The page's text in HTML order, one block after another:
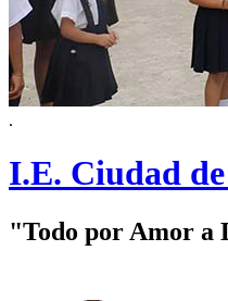
.
I.E. Ciudad
"Todo por Amor a